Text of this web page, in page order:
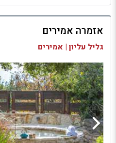
למתחם זה
בדיקת זמינות ומחירים
אזמרה אמירים
גליל עליון | אמירים